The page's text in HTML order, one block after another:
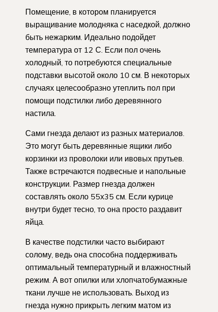
Помещение, в котором планируется
выращивание молодняка с наседкой, должно
быть нежарким. Идеально подойдет
температура от 12 С. Если пол очень
холодный, то потребуются специальные
подставки высотой около 10 см. В некоторых
случаях целесообразно утеплить пол при
помощи подстилки либо деревянного
настила.
Сами гнезда делают из разных материалов.
Это могут быть деревянные ящики либо
корзинки из проволоки или ивовых прутьев.
Также встречаются подвесные и напольные
конструкции. Размер гнезда должен
составлять около 55х35 см. Если курице
внутри будет тесно, то она просто раздавит
яйца.
В качестве подстилки часто выбирают
солому, ведь она способна поддерживать
оптимальный температурный и влажностный
режим. А вот опилки или хлопчатобумажные
ткани лучше не использовать. Выход из
гнезда нужно прикрыть легким матом из